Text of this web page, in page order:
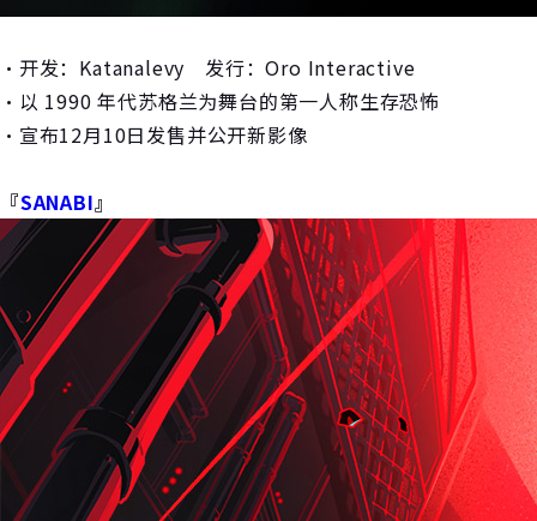
・开发：Katanalevy 发行：Oro Interactive
・以 1990 年代苏格兰为舞台的第一人称生存恐怖
・宣布12月10日发售并公开新影像
『SANABI』